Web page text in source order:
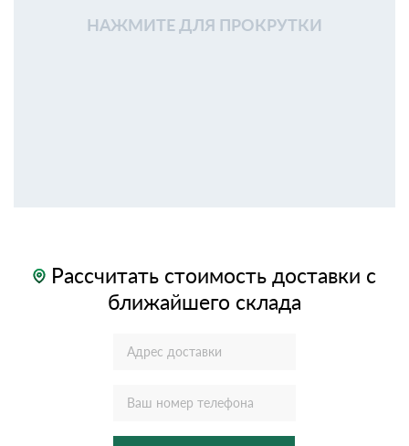
НАЖМИТЕ ДЛЯ ПРОКРУТКИ
Рассчитать стоимость доставки с
ближайшего склада